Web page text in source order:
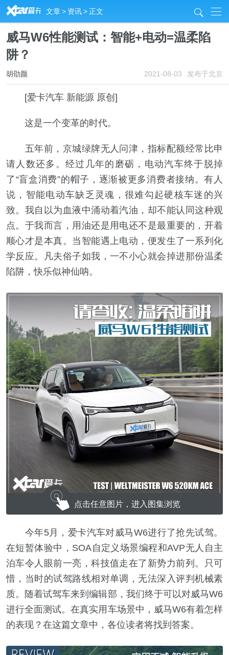
R 文章> 资讯>正文 j
威马W6性能测试：智能+电动=温柔陷
阱？
2021-08-03 发布于北京
胡劭颜
[爱卡汽车 新能源 原创]
这是一个变革的时代。
五年前，京城绿牌无人问津，指标配额经常比申
请人数还多。经过几年的磨砺，电动汽车终于脱掉
了“盲盒消费”的帽子，逐渐被更多消费者接纳。有人
说，智能电动车缺乏灵魂，很难勾起硬核车迷的兴
致。我自以为血液中涌动着汽油，却不能认同这种观
点。于我而言，用油还是用电还不是最重要的，开着
顺心才是本真。当智能遇上电动，便发生了一系列化
学反应。凡夫俗子如我，一不小心就会掉进那份温柔
陷阱，快乐似神仙呐。
点击任意图片，进入图集浏览
今年5月，爱卡汽车对威马W6进行了抢先试驾。
在短暂体验中，SOA自定义场景编程和AVP无人自主
泊车令人眼前一亮，科技值走在了新势力前列。只可
惜，当时的试驾路线相对单调，无法深入评判机械素
质。随着试驾车来到编辑部，我们终于可以对威马W6
进行全面测试。在真实用车场景中，威马W6有着怎样
的表现？在这篇文章中，各位读者将找到答案。